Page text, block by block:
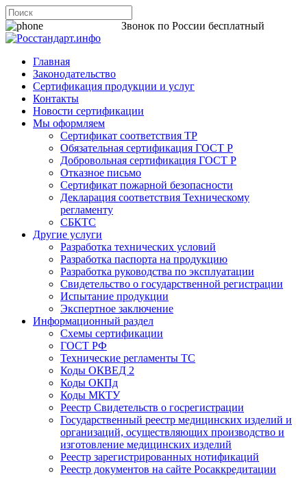
Звонок по России бесплатный
Главная
Законодательство
Сертификация продукции и услуг
Контакты
Новости сертификации
Мы оформляем
Сертификат соответствия ТР
Обязательная сертификация ГОСТ Р
Добровольная сертификация ГОСТ Р
Отказное письмо
Сертификат пожарной безопасности
Декларация соответствия Техническому
регламенту
СБКТС
Другие услуги
Разработка технических условий
Разработка паспорта на продукцию
Разработка руководства по эксплуатации
Свидетельство о государственной регистрации
Испытание продукции
Экспертное заключение
Информационный раздел
Схемы сертификации
ГОСТ РФ
Технические регламенты ТС
Коды ОКВЕД 2
Коды ОКПд
Коды МКТУ
Реестр Свидетельств о госрегистрации
Государственный реестр медицинских изделий и
организаций, осуществляющих производство и
изготовление медицинских изделий
Реестр зарегистрированных нотификаций
Реестр документов на сайте Росаккредитации